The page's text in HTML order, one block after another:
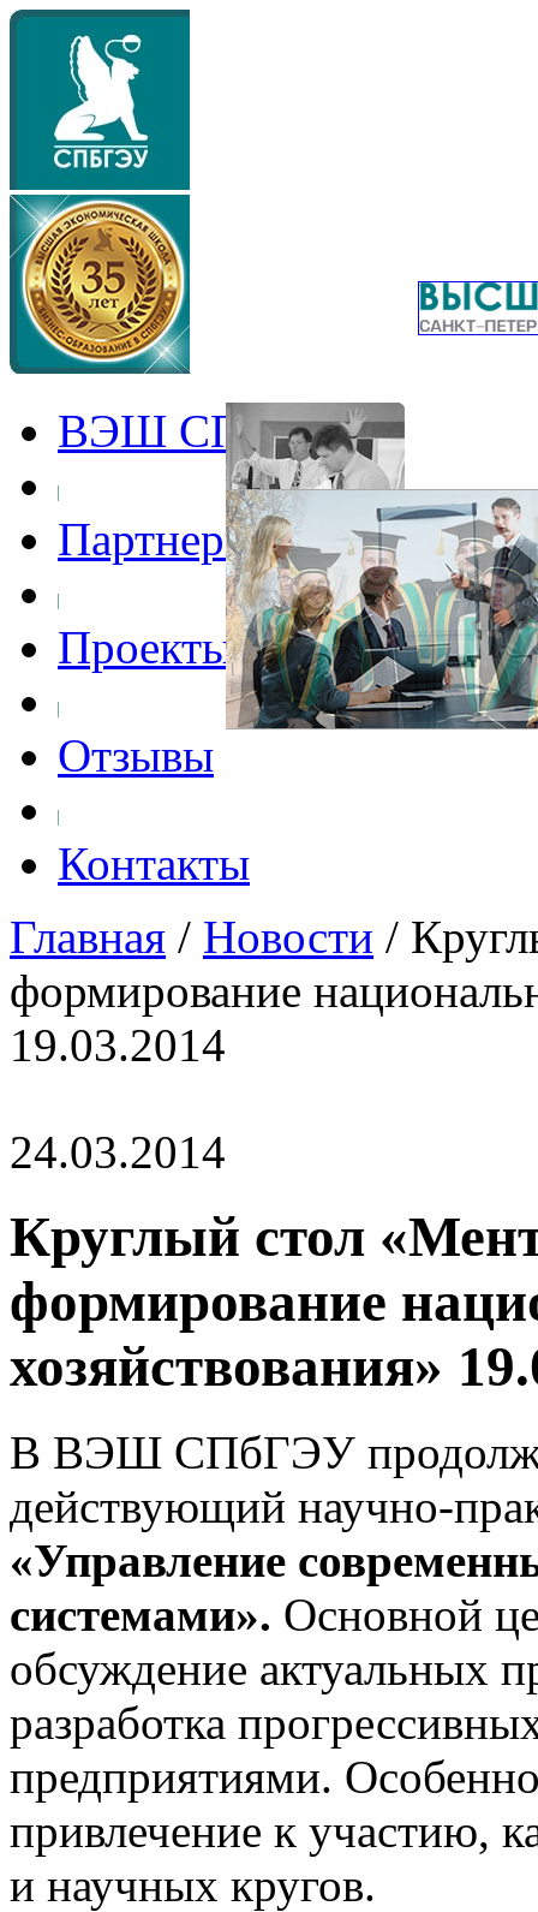
ВЭШ СПбГЭУ
Партнеры
Проекты
Отзывы
Контакты
Главная / Новости /
формирование
19.03.2014
24.03.2014
Круглый стол
формирование
хозяйствования»
В ВЭШ СПбГЭУ
действующий научно-
«Управление
системами». Основной
обсуждение актуальных
разработка
предприятиями.
привлечение к участию,
и научных кругов.